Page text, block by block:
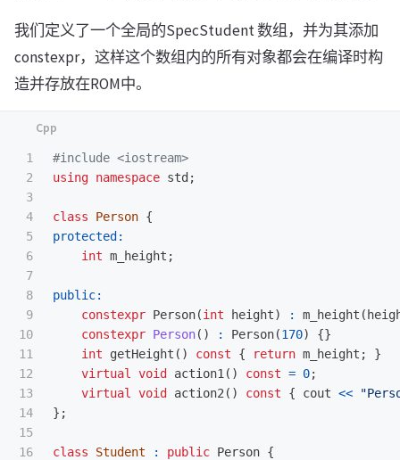
我们定义了一个全局的SpecStudent 数组，并为其添加
constexpr，这样这个数组内的所有对象都会在编译时构
造并存放在ROM中。
1
2
3
4
5
6
7
8
9
10
11
12
13
14
15
16
#include <iostream>
using namespace std ;
class Person {
protected:
int m_height ;
public:
constexpr Person(int height) : m_height (
constexpr Person() : Person(170)
{}
int
getHeight () const { return m_height ;
}
virtual
void action1 () const = 0;
virtual
void action2 () const { cout <<
};
class Student : public Person {